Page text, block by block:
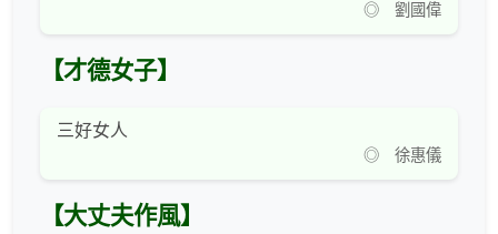
◎ 劉國偉
【才德女子】
三好女人
◎ 徐惠儀
【大丈夫作風】